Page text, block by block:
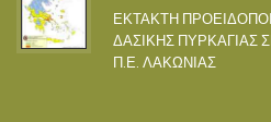
ΕΚΤΑΚΤΗ
ΔΑΣΙΚΗΣ ΠΥΡΚΑΓΙΑΣ
Π.Ε. ΛΑΚΩΝΙΑΣ